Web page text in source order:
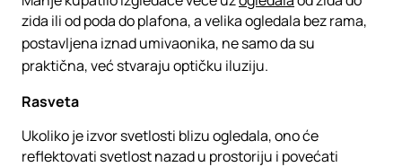
zida ili od poda do plafona, a velika ogledala bez rama,
postavljena iznad umivaonika, ne samo da su
praktična, već stvaraju optičku iluziju.
Rasveta
Ukoliko je izvor svetlosti blizu ogledala, ono će
reflektovati svetlost nazad u prostoriju i povećati